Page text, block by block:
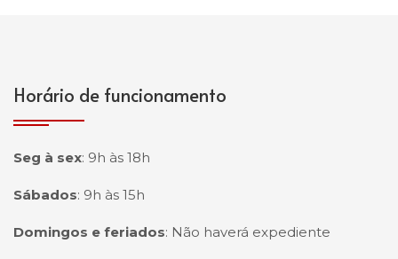
Horário de funcionamento
Seg à sex: 9h às 18h
Sábados: 9h às 15h
Domingos e feriados: Não haverá expediente